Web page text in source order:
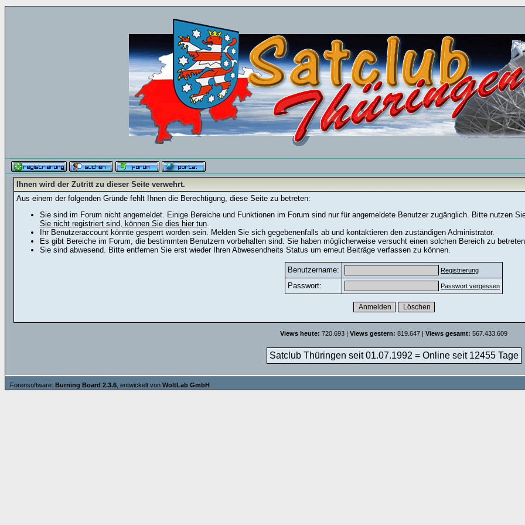
Ihnen wird der Zutritt zu dieser Seite verwehrt.
Aus einem der folgenden Gründe fehlt Ihnen die Berechtigung, diese Seite zu betreten:
Sie sind im Forum nicht angemeldet. Einige Bereiche und Funktionen im Forum sind nur für angemeldete Benutzer zugänglich. Bitte nutzen
Sie nicht registriert sind, können Sie dies hier tun.
Ihr Benutzeraccount könnte gesperrt worden sein. Melden Sie sich gegebenenfalls ab und kontaktieren den zuständigen Administrator.
Es gibt Bereiche im Forum, die bestimmten Benutzern vorbehalten sind. Sie haben möglicherweise versucht einen solchen Bereich zu
Sie sind abwesend. Bitte entfernen Sie erst wieder Ihren Abwesendheits Status um erneut Beiträge verfassen zu können.
Benutzername: Registrierung
Passwort: Passwort vergessen
Views heute: 720.693 | Views gestern: 819.647 | Views gesamt: 567.433.609
Satclub Thüringen seit 01.07.1992 = Online seit 12455 Tage
Forensoftware: Burning Board 2.3.6 , entwickelt von WoltLab GmbH